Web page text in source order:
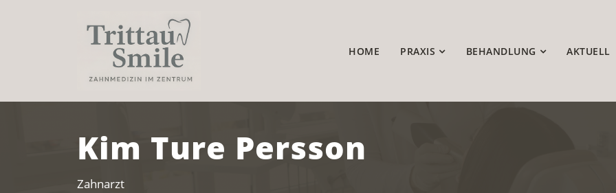
HOME PRAXIS BEHANDLUNG AKTUELL
Kim Ture Persson
Zahnarzt